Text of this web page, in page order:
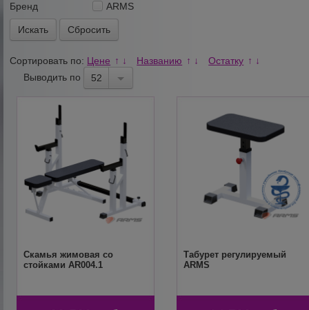
Бренд
ARMS
Сбросить
Сортировать по: Цене ↑ ↓ Названию ↑ ↓ Остатку ↑ ↓
Выводить по 52
Скамья жимовая со
стойками AR004.1
Табурет регулируемый
ARMS